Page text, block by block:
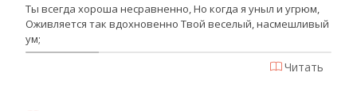
Ты всегда хороша несравненно, Но когда я уныл и угрюм,
Оживляется так вдохновенно Твой веселый, насмешливый
ум;
Читать